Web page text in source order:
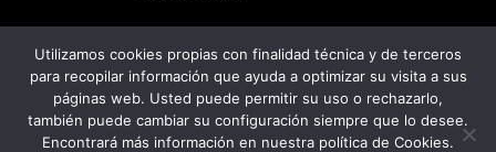
Utilizamos cookies propias con finalidad técnica y de terceros
para recopilar información que ayuda a optimizar su visita a sus
páginas web. Usted puede permitir su uso o rechazarlo,
también puede cambiar su configuración siempre que lo desee.
Encontrará más información en nuestra política de Cookies.